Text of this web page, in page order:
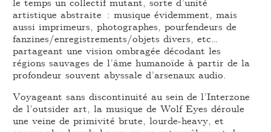
artistique abstraite : musique évidemment, mais
aussi imprimeurs, photographes, pourfendeurs de
fanzines/enregistrements/objets divers, etc…
partageant une vision ombragée décodant les
régions sauvages de l’âme humanoïde à partir de la
profondeur souvent abyssale d’arsenaux audio.
Voyageant sans discontinuité au sein de l’Interzone
de l’outsider art, la musique de Wolf Eyes déroule
une veine de primivité brute, lourde-heavy, et